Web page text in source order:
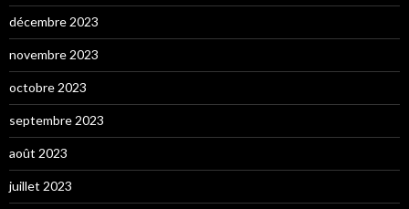
décembre 2023
novembre 2023
octobre 2023
septembre 2023
août 2023
juillet 2023